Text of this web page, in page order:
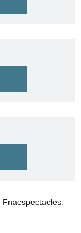
Fnacspectacles,